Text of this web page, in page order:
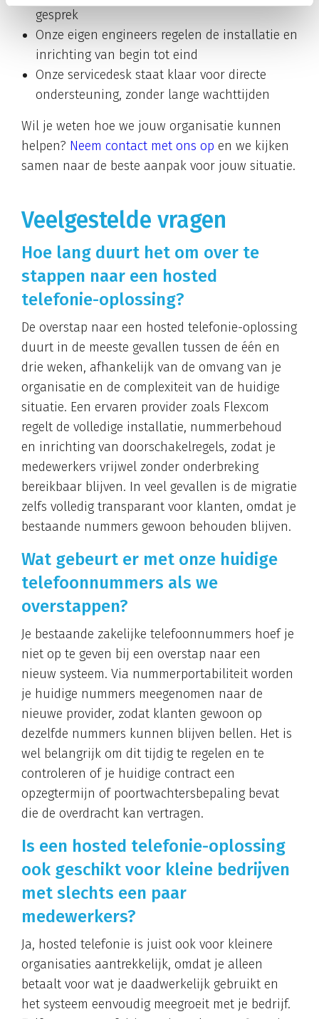
gesprek
Onze eigen engineers regelen de installatie en
inrichting van begin tot eind
Onze servicedesk staat klaar voor directe
ondersteuning, zonder lange wachttijden
Wil je weten hoe we jouw organisatie kunnen
helpen? Neem contact met ons op en we kijken
samen naar de beste aanpak voor jouw situatie.
Veelgestelde vragen
Hoe lang duurt het om over te
stappen naar een hosted
telefonie-oplossing?
De overstap naar een hosted telefonie-oplossing
duurt in de meeste gevallen tussen de één en
drie weken, afhankelijk van de omvang van je
organisatie en de complexiteit van de huidige
situatie. Een ervaren provider zoals Flexcom
regelt de volledige installatie, nummerbehoud
en inrichting van doorschakelregels, zodat je
medewerkers vrijwel zonder onderbreking
bereikbaar blijven. In veel gevallen is de migratie
zelfs volledig transparant voor klanten, omdat je
bestaande nummers gewoon behouden blijven.
Wat gebeurt er met onze huidige
telefoonnummers als we
overstappen?
Je bestaande zakelijke telefoonnummers hoef je
niet op te geven bij een overstap naar een
nieuw systeem. Via nummerportabiliteit worden
je huidige nummers meegenomen naar de
nieuwe provider, zodat klanten gewoon op
dezelfde nummers kunnen blijven bellen. Het is
wel belangrijk om dit tijdig te regelen en te
controleren of je huidige contract een
opzegtermijn of poortwachtersbepaling bevat
die de overdracht kan vertragen.
Is een hosted telefonie-oplossing
ook geschikt voor kleine bedrijven
met slechts een paar
medewerkers?
Ja, hosted telefonie is juist ook voor kleinere
organisaties aantrekkelijk, omdat je alleen
betaalt voor wat je daadwerkelijk gebruikt en
het systeem eenvoudig meegroeit met je bedrijf.